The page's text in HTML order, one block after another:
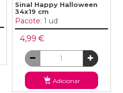
Sinal Happy Halloween
34x19 cm
Pacote: 1 ud
4,99 €
Adicionar